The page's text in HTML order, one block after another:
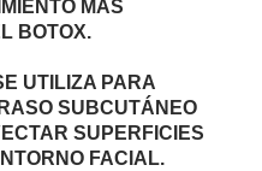
MÁS
BOTOX.
UTILIZA PARA
SUBCUTÁNEO
SUPERFICIES
FACIAL.